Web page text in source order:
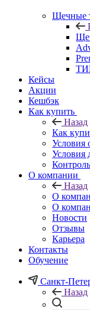
Щечные
Кейсы
Акции
Кешбэк
Как купить
Назад
Как
Условия
Условия
О компании
Назад
О
О
Новости
Отзывы
Карьера
Контакты
Обучение
Санкт-
Назад